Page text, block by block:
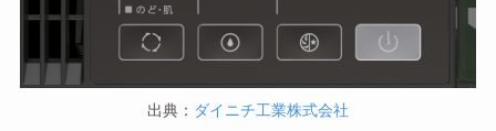
出典： ダイニチ工業株式会社